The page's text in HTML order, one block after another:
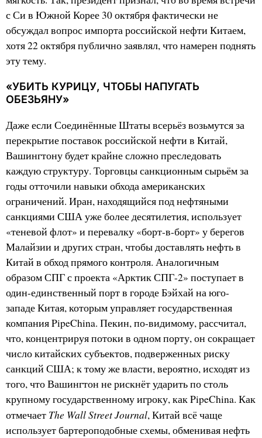
с Си в Южной Корее 30 октября фактически не
обсуждал вопрос импорта российской нефти Китаем,
хотя 22 октября публично заявлял, что намерен поднять
эту тему.
«УБИТЬ КУРИЦУ, ЧТОБЫ НАПУГАТЬ
ОБЕЗЬЯНУ»
Даже если Соединённые Штаты всерьёз возьмутся за
перекрытие поставок российской нефти в Китай,
Вашингтону будет крайне сложно преследовать
каждую структуру. Торговцы санкционным сырьём за
годы отточили навыки обхода американских
ограничений. Иран, находящийся под нефтяными
санкциями США уже более десятилетия, использует
«теневой флот» и перевалку «борт-в-борт» у берегов
Малайзии и других стран, чтобы доставлять нефть в
Китай в обход прямого контроля. Аналогичным
образом СПГ с проекта «Арктик СПГ-2» поступает в
один-единственный порт в городе Бэйхай на юго-
западе Китая, которым управляет государственная
компания PipeChina. Пекин, по-видимому, рассчитал,
что, концентрируя потоки в одном порту, он сокращает
число китайских субъектов, подверженных риску
санкций США; к тому же власти, вероятно, исходят из
того, что Вашингтон не рискнёт ударить по столь
крупному государственному игроку, как PipeChina. Как
отмечает The Wall Street Journal, Китай всё чаще
использует бартероподобные схемы, обменивая нефть